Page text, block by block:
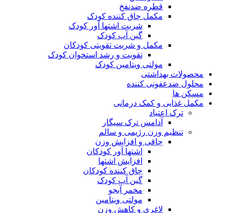
قطره ضدنفخ
مکمل چاق کننده کودک
شربت اشتها آور کودک
گین آپ کودک
مکمل و شربت تقویتی کودکان
تقویت و رشد استخوان کودک
مولتی ویتامین کودک
محصولات بهداشتی
محلول ضدعفونی کننده
مسکن ها
مکمل غذایی و کمک درمانی
ترک اعتیاد
آدامس ترک سیگار
تنظیم وزن رژیمی و سالم
چاقی و افزایش وزن
اشتها آور کودکان
افزایش اشتها
چاق کننده کودکان
گین آپ کودک
مخمر آبجو
مولتی ویتامین
لاغری و کاهش وزن